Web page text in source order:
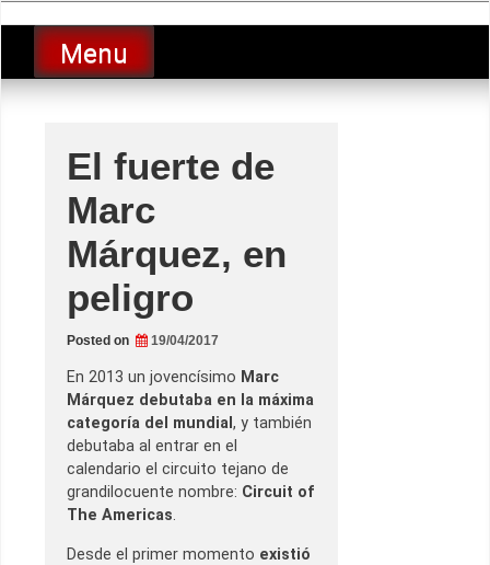
to
contentLucio Lopez GP
luciolopezgp
Menu
El fuerte de
Marc
Márquez, en
peligro
Posted on 19/04/2017
En 2013 un jovencísimo Marc
Márquez debutaba en la máxima
categoría del mundial , y también
debutaba al entrar en el
calendario el circuito tejano de
grandilocuente nombre: Circuit of
The Americas.
Desde el primer momento existió